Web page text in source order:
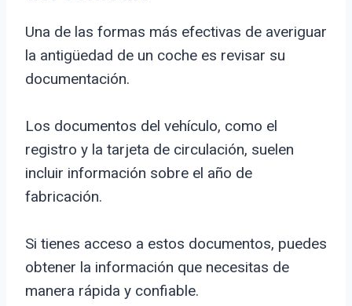
Una de las formas más efectivas de averiguar
la antigüedad de un coche es revisar su
documentación.
Los documentos del vehículo, como el
registro y la tarjeta de circulación, suelen
incluir información sobre el año de
fabricación.
Si tienes acceso a estos documentos, puedes
obtener la información que necesitas de
manera rápida y confiable.